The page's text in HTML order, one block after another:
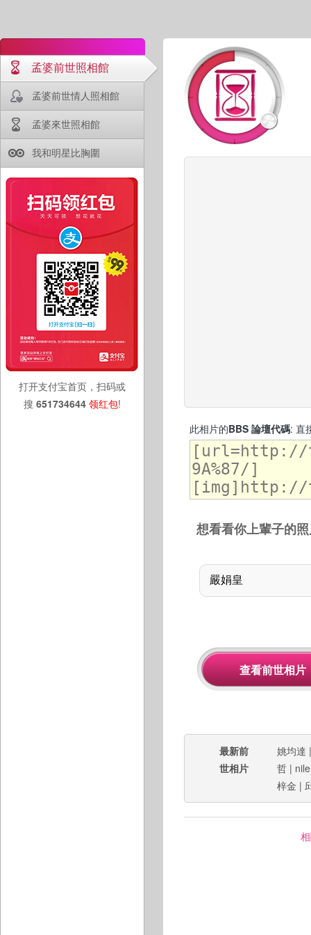
孟婆前世照相館
孟婆前世情人照相館
孟婆來世照相館
我和明星比胸圍
打开支付宝首页，扫码或
搜 651734644 领红包!
此相片的BBS 論壇代碼: 直
想看看你上輩子的
最新前
世相片
姚均達
哲 |
梓金 |